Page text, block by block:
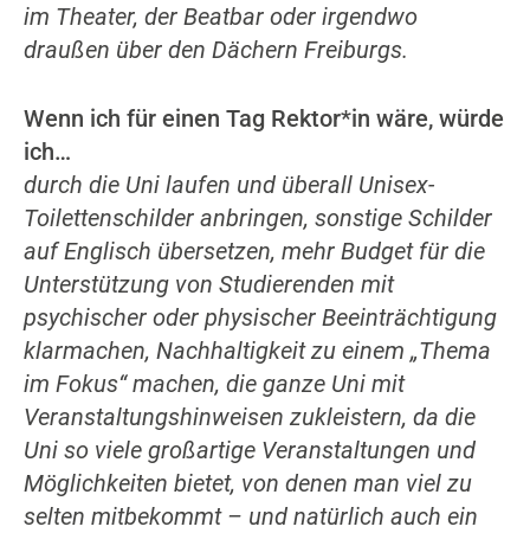
im Theater, der Beatbar oder irgendwo
draußen über den Dächern Freiburgs.
Wenn ich für einen Tag Rektor*in wäre, würde
ich…
durch die Uni laufen und überall Unisex-
Toilettenschilder anbringen, sonstige Schilder
auf Englisch übersetzen, mehr Budget für die
Unterstützung von Studierenden mit
psychischer oder physischer Beeinträchtigung
klarmachen, Nachhaltigkeit zu einem „Thema
im Fokus“ machen, die ganze Uni mit
Veranstaltungshinweisen zukleistern, da die
Uni so viele großartige Veranstaltungen und
Möglichkeiten bietet, von denen man viel zu
selten mitbekommt – und natürlich auch ein